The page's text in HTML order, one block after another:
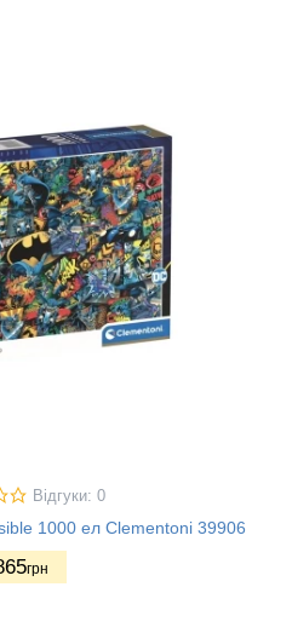
Відгуки: 0
1000 ел Clementoni 39906
грн